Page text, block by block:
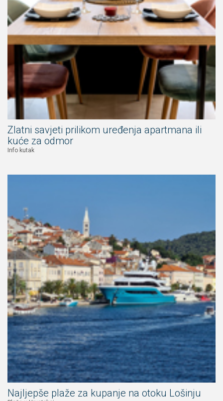
Zlatni savjeti prilikom uređenja apartmana ili
kuće za odmor
Info kutak
Najljepše plaže za kupanje na otoku Lošinju